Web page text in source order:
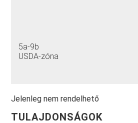
5a-9b
USDA-zóna
Jelenleg nem rendelhető
TULAJDONSÁGOK